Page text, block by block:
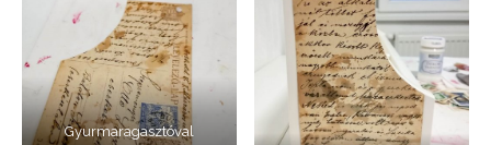
Gyurmaragasztóval